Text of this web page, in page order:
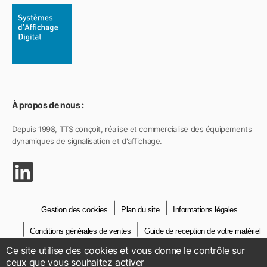
À propos de nous :
Depuis 1998, TTS conçoit, réalise et commercialise des équipements
dynamiques de signalisation et d'affichage.
Gestion des cookies Plan du site Informations légales
Conditions générales de ventes Guide de reception de votre matériel
Crédits Contact
Ce site utilise des cookies et vous donne le contrôle sur
ceux que vous souhaitez activer